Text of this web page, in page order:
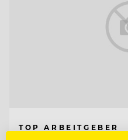
TOP ARBEITGEBER